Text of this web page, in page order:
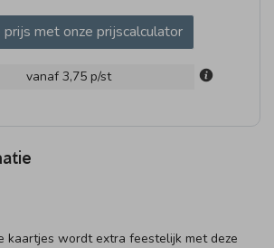
met onze prijscalculator
vanaf 3,75 p/st
kaartjes wordt extra feestelijk met deze